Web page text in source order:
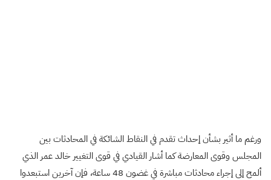
ورغم ما أثير بشأن إحداث تقدم في النقاط الشائكة في المحادثات بين
المجلس وقوى المعارضة كما أشار القيادي في قوى التغيير خالد عمر الذي
ألمح إلى إجراء محادثات مباشرة في غضون 48 ساعة، فإن آخرين استبعدوا